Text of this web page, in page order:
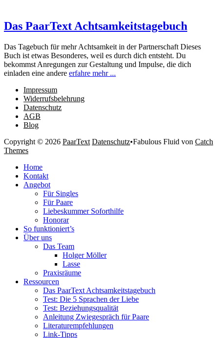
Das PaarText Achtsamkeitstagebuch
Das Tagebuch für mehr Achtsamkeit in der Partnerschaft Dieses
Buch ist etwas Besonderes, weil es durch dich entsteht. Du
bekommst Anregungen zur Gestaltung und Impulse, die dich
einladen eine andere erfahre mehr ...
Impressum
Widerrufsbelehrung
Datenschutz
AGB
Blog
Copyright © 2026 PaarText Datenschutz•Fabulous Fluid von Catch
Themes
oben
scrollen
Home
Kontakt
Angebot
Für Singles
Für Paare
Liebeskummer Soforthilfe
Honorar
So funktioniert’s
Über uns
Das Team
Holger Möller
Lasse
Praxisräume
Ressourcen
Das PaarText Achtsamkeitstagebuch
Test: Die 5 Sprachen der Liebe
Test: Beziehungsqualität
Anleitung Zwiegespräch für Paare
Literaturempfehlungen
Link-Tipps